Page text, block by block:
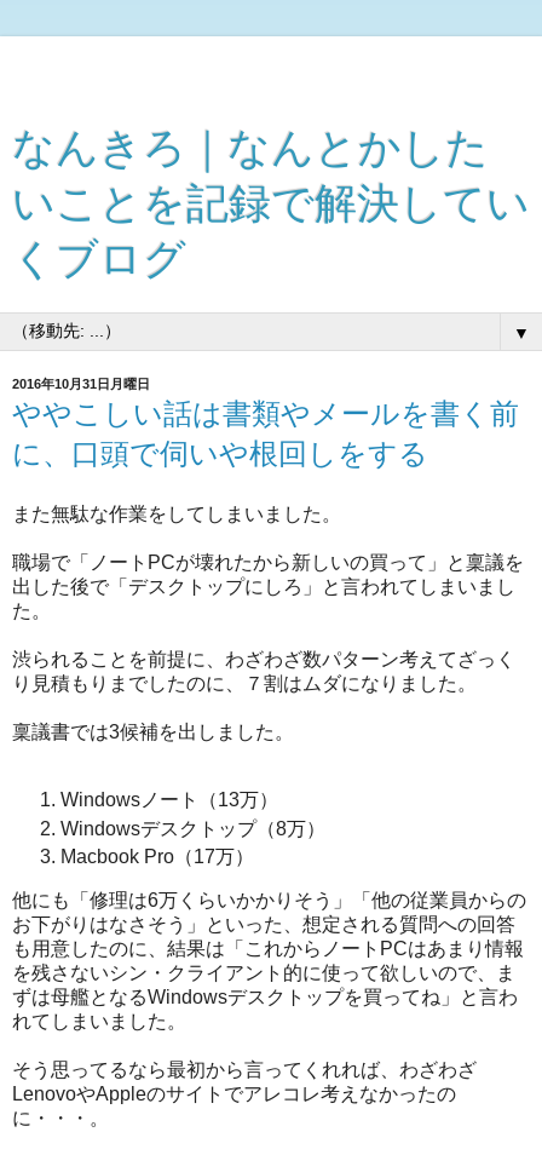
なんきろ｜なんとかした
いことを記録で解決してい
くブログ
▼
2016年10月31日月曜日
ややこしい話は書類やメールを書く前
に、口頭で伺いや根回しをする
また無駄な作業をしてしまいました。
職場で「ノートPCが壊れたから新しいの買って」と稟議を
出した後で「デスクトップにしろ」と言われてしまいまし
た。
渋られることを前提に、わざわざ数パターン考えてざっく
り見積もりまでしたのに、７割はムダになりました。
稟議書では3候補を出しました。
Windowsノート（13万）
Windowsデスクトップ（8万）
Macbook Pro（17万）
他にも「修理は6万くらいかかりそう」「他の従業員からの
お下がりはなさそう」といった、想定される質問への回答
も用意したのに、結果は「これからノートPCはあまり情報
を残さないシン・クライアント的に使って欲しいので、ま
ずは母艦となるWindowsデスクトップを買ってね」と言わ
れてしまいました。
そう思ってるなら最初から言ってくれれば、わざわざ
LenovoやAppleのサイトでアレコレ考えなかったの
に・・・。